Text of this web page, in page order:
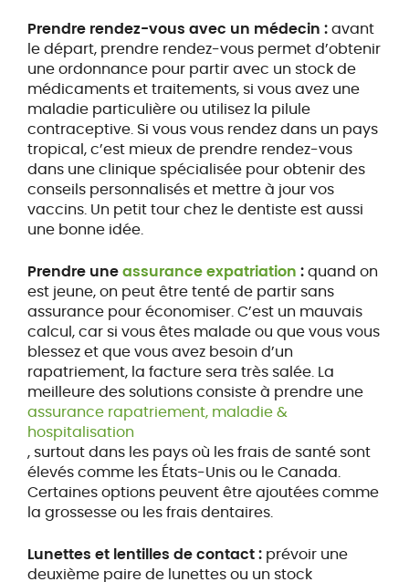
Prendre rendez-vous avec un médecin :avant
le départ, prendre rendez-vous permet d’obtenir
une ordonnance pour partir avec un stock de
médicaments et traitements, si vous avez une
maladie particulière ou utilisez la pilule
contraceptive. Si vous vous rendez dans un pays
tropical, c’est mieux de prendre rendez-vous
dans une clinique spécialisée pour obtenir des
conseils personnalisés et mettre à jour vos
vaccins. Un petit tour chez le dentiste est aussi
une bonne idée.
Prendre uneassurance expatriation :quand on
est jeune, on peut être tenté de partir sans
assurance pour économiser. C’est un mauvais
calcul, car si vous êtes malade ou que vous vous
blessez et que vous avez besoin d’un
rapatriement, la facture sera très salée. La
meilleure des solutions consiste à prendre une
assurance rapatriement, maladie &
hospitalisation
, surtout dans les pays où les frais de santé sont
élevés comme les États-Unis ou le Canada.
Certaines options peuvent être ajoutées comme
la grossesse ou les frais dentaires.
Lunettes et lentilles de contact :prévoir une
deuxième paire de lunettes ou un stock